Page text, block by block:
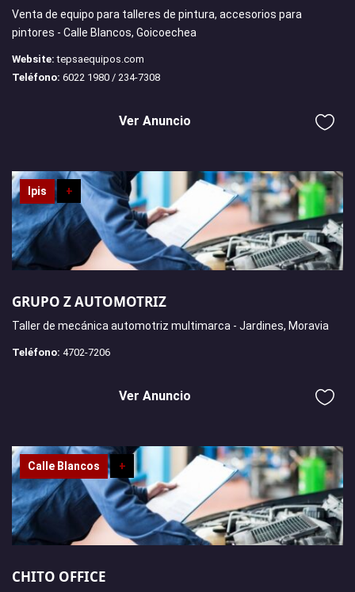
Venta de equipo para talleres de pintura, accesorios para
pintores - Calle Blancos, Goicoechea
Website: tepsaequipos.com
Teléfono: 6022 1980 / 234-7308
Ver Anuncio
Ipis +
GRUPO Z AUTOMOTRIZ
Taller de mecánica automotriz multimarca - Jardines, Moravia
Teléfono: 4702-7206
Ver Anuncio
Calle Blancos +
CHITO OFFICE